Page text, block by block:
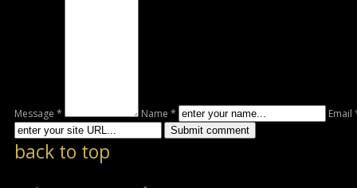
Message * Name * Email
back to top